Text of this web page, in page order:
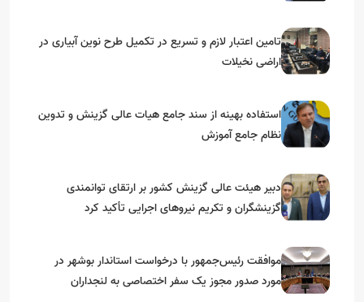
تامین اعتبار لازم و تسریع در تکمیل طرح نوین آبیاری در
اراضی نخیلات
استفاده بهینه از سند جامع هیات عالی گزینش و‌ تدوین
نظام جامع آموزش
دبیر هیئت عالی گزینش کشور بر ارتقای توانمندی
گزینشگران و تکریم نیروهای اجرایی تأکید کرد
موافقت رئیس‌جمهور با درخواست استاندار بوشهر در
مورد صدور مجوز یک سفر اختصاصی به لنجداران